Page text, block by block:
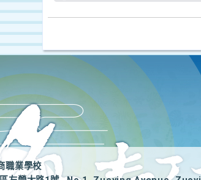
職業學校